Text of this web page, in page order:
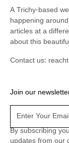
A Trichy-based
happening
articles at a
about this
Contact us:
Join our
By subscribing